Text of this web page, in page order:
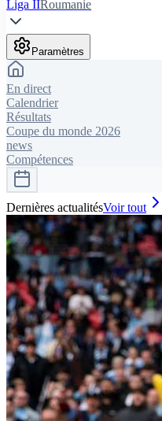
Liga IIRoumanie
Paramètres
En direct
Calendrier
Résultats
Coupe du monde 2026
news
Compétences
Dernières actualitésVoir tout